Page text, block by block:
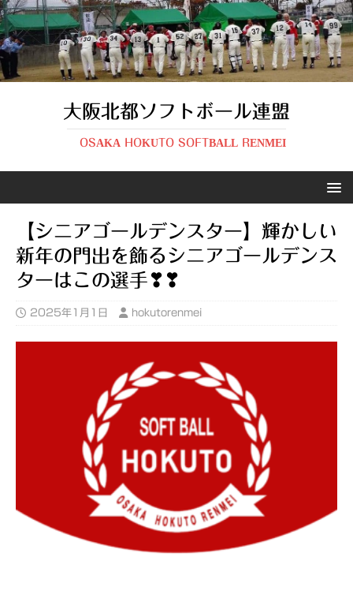
大阪北都ソフトボール連盟
OSAKA HOKUTO SOFTBALL RENMEI
【シニアゴールデンスター】輝かしい
新年の門出を飾るシニアゴールデンス
ターはこの選手❣❣
2025年1月1日 hokutorenmei